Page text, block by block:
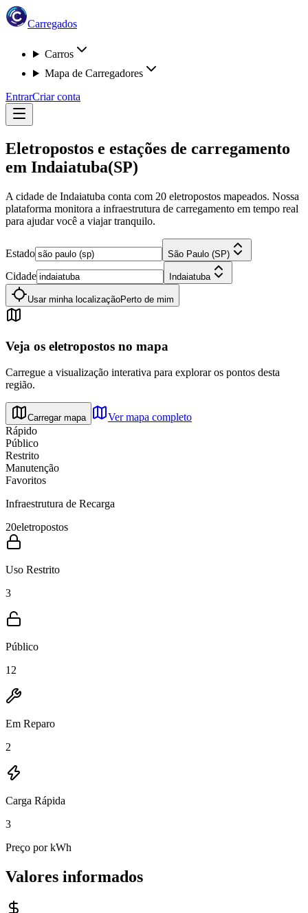
Carregados
Carros
Mapa de Carregadores
EntrarCriar conta
Eletropostos e estações de carregamento
em Indaiatuba(SP)
A cidade de Indaiatuba conta com 20 eletropostos mapeados. Nossa
plataforma monitora a infraestrutura de carregamento em tempo real
para ajudar você a viajar tranquilo.
Estado São Paulo (SP)
Cidade Indaiatuba
Usar minha localizaçãoPerto de mim
Veja os eletropostos no mapa
Carregue a visualização interativa para explorar os pontos desta
região.
Carregar mapa
Ver mapa completo
Rápido
Público
Restrito
Manutenção
Favoritos
Infraestrutura de Recarga
20eletropostos
Uso Restrito
3
Público
12
Em Reparo
2
Carga Rápida
3
Preço por kWh
Valores informados